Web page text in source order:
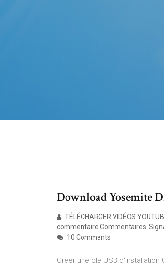
Download Yosemite
TÉLÉCHARGER VIDÉOS
commentaire Commentaires.
10 Comments
Créer une clé USB d'installation